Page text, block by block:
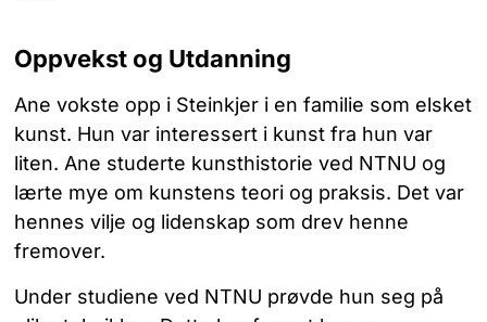
Oppvekst og Utdanning
Ane vokste opp i Steinkjer i en familie som elsket
kunst. Hun var interessert i kunst fra hun var
liten. Ane studerte kunsthistorie ved NTNU og
lærte mye om kunstens teori og praksis. Det var
hennes vilje og lidenskap som drev henne
fremover.
Under studiene ved NTNU prøvde hun seg på